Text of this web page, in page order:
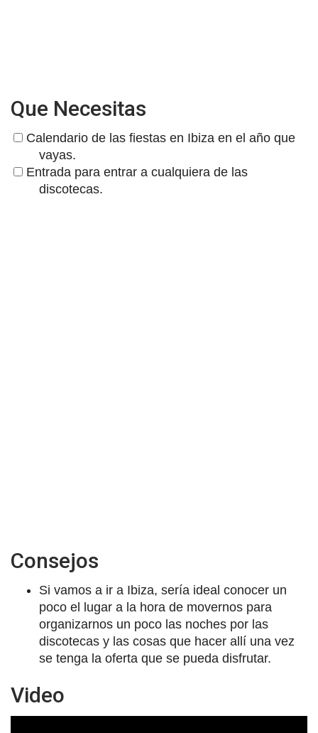
Que Necesitas
Calendario de las fiestas en Ibiza en el año que
vayas.
Entrada para entrar a cualquiera de las
discotecas.
Consejos
Si vamos a ir a Ibiza, sería ideal conocer un
poco el lugar a la hora de movernos para
organizarnos un poco las noches por las
discotecas y las cosas que hacer allí una vez
se tenga la oferta que se pueda disfrutar.
Video